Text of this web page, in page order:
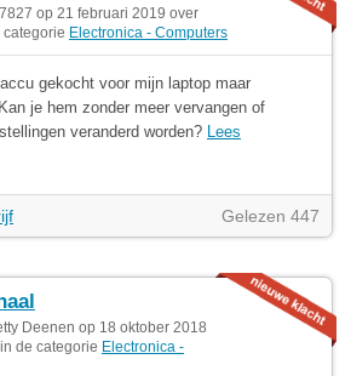
op 21 februari 2019 over
categorie Electronica - Computers
gekocht voor mijn laptop maar
je hem zonder meer vervangen of
veranderd worden? Lees
Gelezen 447
Deenen op 18 oktober 2018
in de categorie Electronica -